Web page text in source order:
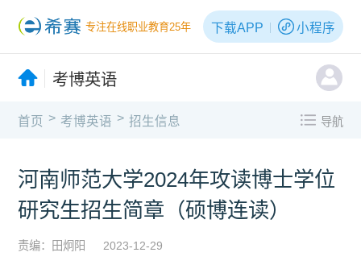
专注在线职业教育25年 下载APP 小程序
考博英语
首页 > 考博英语 > 招生信息 导航
河南师范大学2024年攻读博士学位
研究生招生简章（硕博连读）
责编：田炯阳 2023-12-29